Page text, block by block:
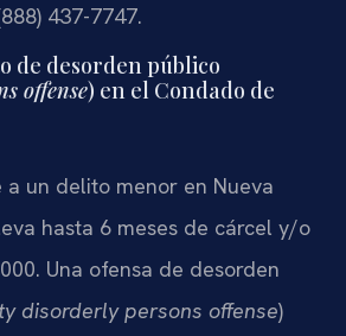
437-7747.
de desorden público
offense) en el Condado de
a un delito menor en Nueva
hasta 6 meses de cárcel y/o
Una ofensa de desorden
disorderly persons offense)